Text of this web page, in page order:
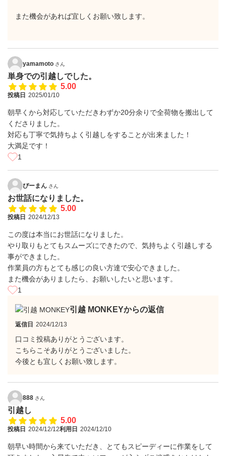
また機会があれば宜しくお願い致します。
yamamoto さん
単身での引越しでした。
5.00
投稿日 2025/01/10
朝早くから対応していただきわずか20分余りで全荷物を搬出して
くださりました。
対応も丁寧で気持ちよく引越しをすることが出来ました！
大満足です！
1
ぴーまん さん
お世話になりました。
5.00
投稿日 2024/12/13
この度は本当にお世話になりました。
やり取りもとてもスムーズにできたので、気持ちよく引越しする
事ができました。
作業員の方もとても感じの良い方達で安心できました。
また機会がありましたら、お願いしたいと思います。
1
引越 MONKEYからの返信
返信日 2024/12/13
口コミ投稿ありがとうございます。
こちらこそありがとうございました。
今後とも宜しくお願い致します。
888 さん
引越し
5.00
投稿日 2024/12/12利用日 2024/12/10
朝早い時間から来ていただき、とてもスピーディーに作業をして